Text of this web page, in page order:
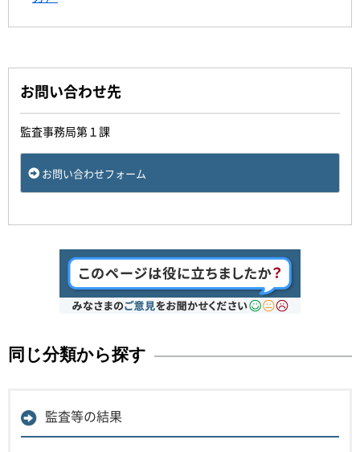
お問い合わせ先
監査事務局第１課
お問い合わせフォーム
同じ分類から探す
監査等の結果